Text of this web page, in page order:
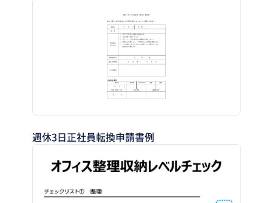
週休3日正社員転換申請書例